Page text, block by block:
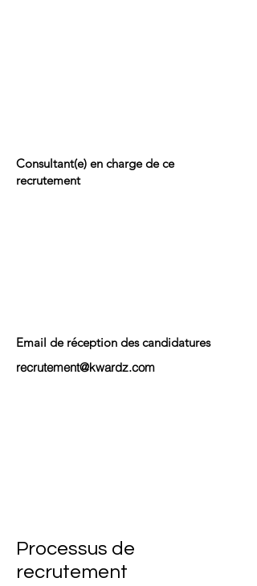
Consultant(e) en charge de ce
recrutement
Email de réception des candidatures
recrutement@kwardz.com
Processus de
recrutement